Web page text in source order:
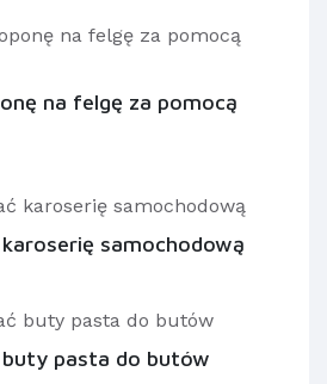
na felgę za pomocą
samochodową
pasta do butów